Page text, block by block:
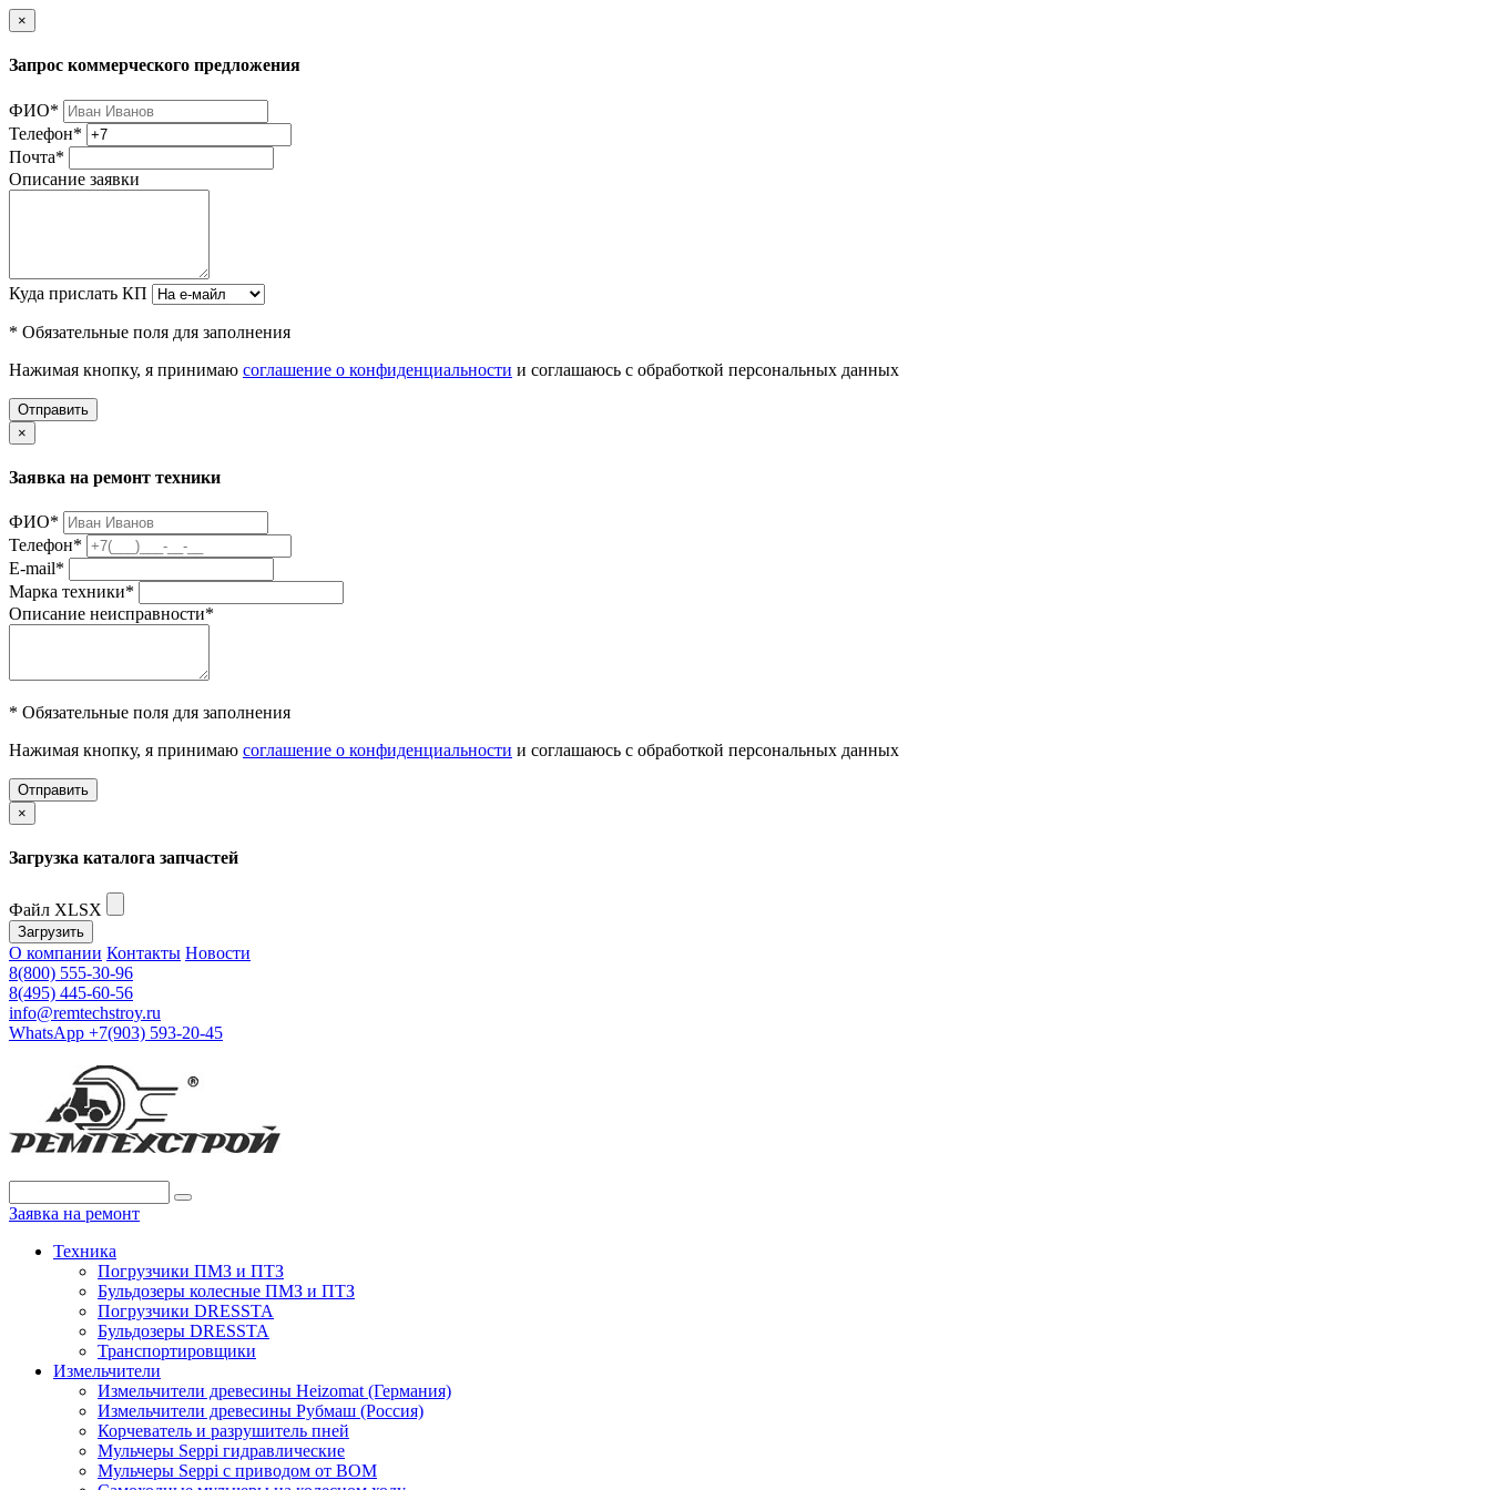
×
Запрос коммерческого предложения
ФИО*
Телефон*
Почта*
Описание заявки
Куда прислать КП
* Обязательные поля для заполнения
Нажимая кнопку, я принимаю соглашение о конфиденциальности и соглашаюсь с обработкой персональных данных
Отправить
×
Заявка на ремонт техники
ФИО*
Телефон*
E-mail*
Марка техники*
Описание неисправности*
* Обязательные поля для заполнения
Нажимая кнопку, я принимаю соглашение о конфиденциальности и соглашаюсь с обработкой персональных данных
Отправить
×
Загрузка каталога запчастей
Файл XLSX
Загрузить
О компании Контакты Новости
8(800) 555-30-96
8(495) 445-60-56
info@remtechstroy.ru
WhatsApp +7(903) 593-20-45
Заявка на ремонт
Техника
Погрузчики ПМЗ и ПТЗ
Бульдозеры колесные ПМЗ и ПТЗ
Погрузчики DRESSTA
Бульдозеры DRESSTA
Транспортировщики
Измельчители
Измельчители древесины Heizomat (Германия)
Измельчители древесины Рубмаш (Россия)
Корчеватель и разрушитель пней
Мульчеры Seppi гидравлические
Мульчеры Seppi с приводом от ВОМ